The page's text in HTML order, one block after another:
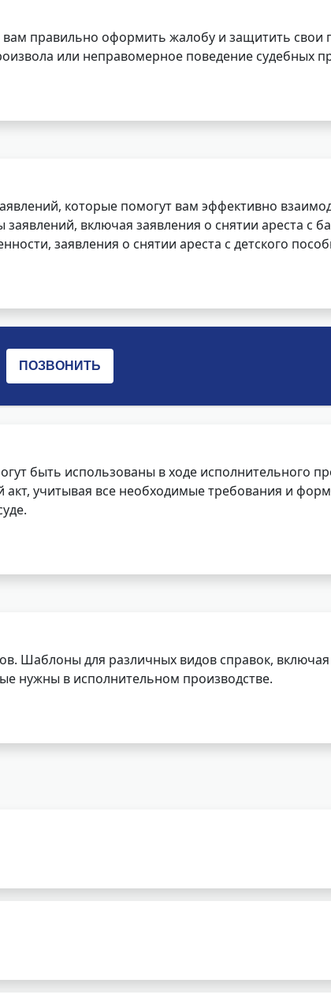
правильно оформить жалобу и защитить свои
или неправомерное поведение судебных
которые помогут вам эффективно
включая заявления о снятии ареста с
заявления о снятии ареста с детского
быть использованы в ходе исполнительного
учитывая все необходимые требования и
Шаблоны для различных видов справок,
нужны в исполнительном производстве.